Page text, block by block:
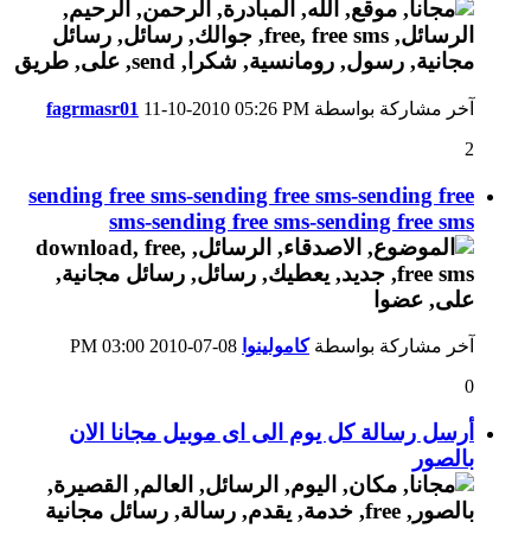
آخر مشاركة بواسطة fagrmasr01 11-10-2010 05:26 PM
2
sending free sms-sending free sms-sending free
sms-sending free sms-sending free sms
آخر مشاركة بواسطةكامولينوا
03:00 PM
0
أرسل رسالة كل يوم الى اى موبيل مجانا الان
بالصور